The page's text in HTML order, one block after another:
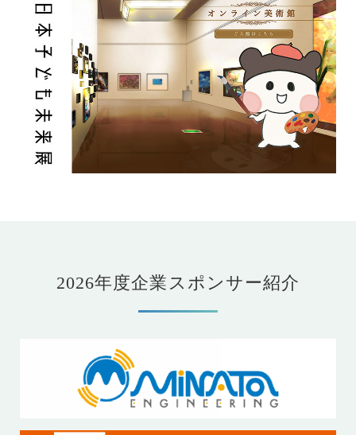
2026年度企業スポンサー紹介